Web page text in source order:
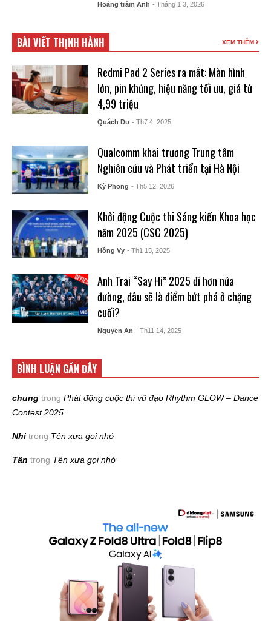
Hoàng trâm Anh - Tháng 1 3, 2026
BÀI VIẾT THỊNH HÀNH XEM THÊM
Redmi Pad 2 Series ra mắt: Màn hình
lớn, pin khủng, hiệu năng tối ưu, giá từ
4,99 triệu
Quách Du - Th7 4, 2025
Qualcomm khai trương Trung tâm
Nghiên cứu và Phát triển tại Hà Nội
Kỳ Phong - Th5 12, 2026
Khởi động Cuộc thi Sáng kiến Khoa học
năm 2025 (CSC 2025)
Hồng Vy - Th1 15, 2025
Anh Trai “Say Hi” 2025 đi hơn nửa
đường, đâu sẽ là điểm bứt phá ở chặng
cuối?
Nguyen An - Th11 14, 2025
BÌNH LUẬN GẦN ĐÂY
chung trong Phát động cuộc thi vũ đạo Rhythm GLOW – Dance
Contest 2025
Nhi trong Tên xưa gọi nhớ
Tân trong Tên xưa gọi nhớ